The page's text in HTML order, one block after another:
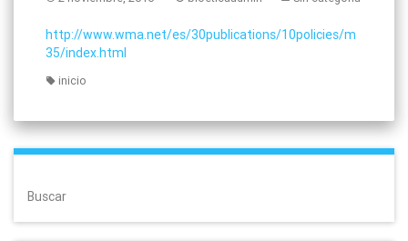
http://www.wma.net/es/30publications/10policies/m
35/index.html
inicio
Buscar